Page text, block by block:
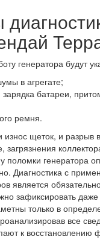
генератора будут
в агрегате;
зарядка батареи,
ремня.
щеток, и разрыв
загрязнения
поломки генератора
Диагностика с
является
зафиксировать
только в
все
к восстановлению